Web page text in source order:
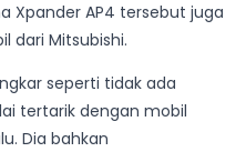
Xpander AP4 tersebut juga
dari Mitsubishi.
seperti tidak ada
tertarik dengan mobil
Dia bahkan